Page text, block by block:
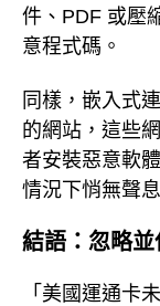
件、PDF 或壓
意程式碼。
同樣，嵌入式
的網站，這些
者安裝惡意軟
情況下悄無聲
結語：忽略並
「美國運通卡